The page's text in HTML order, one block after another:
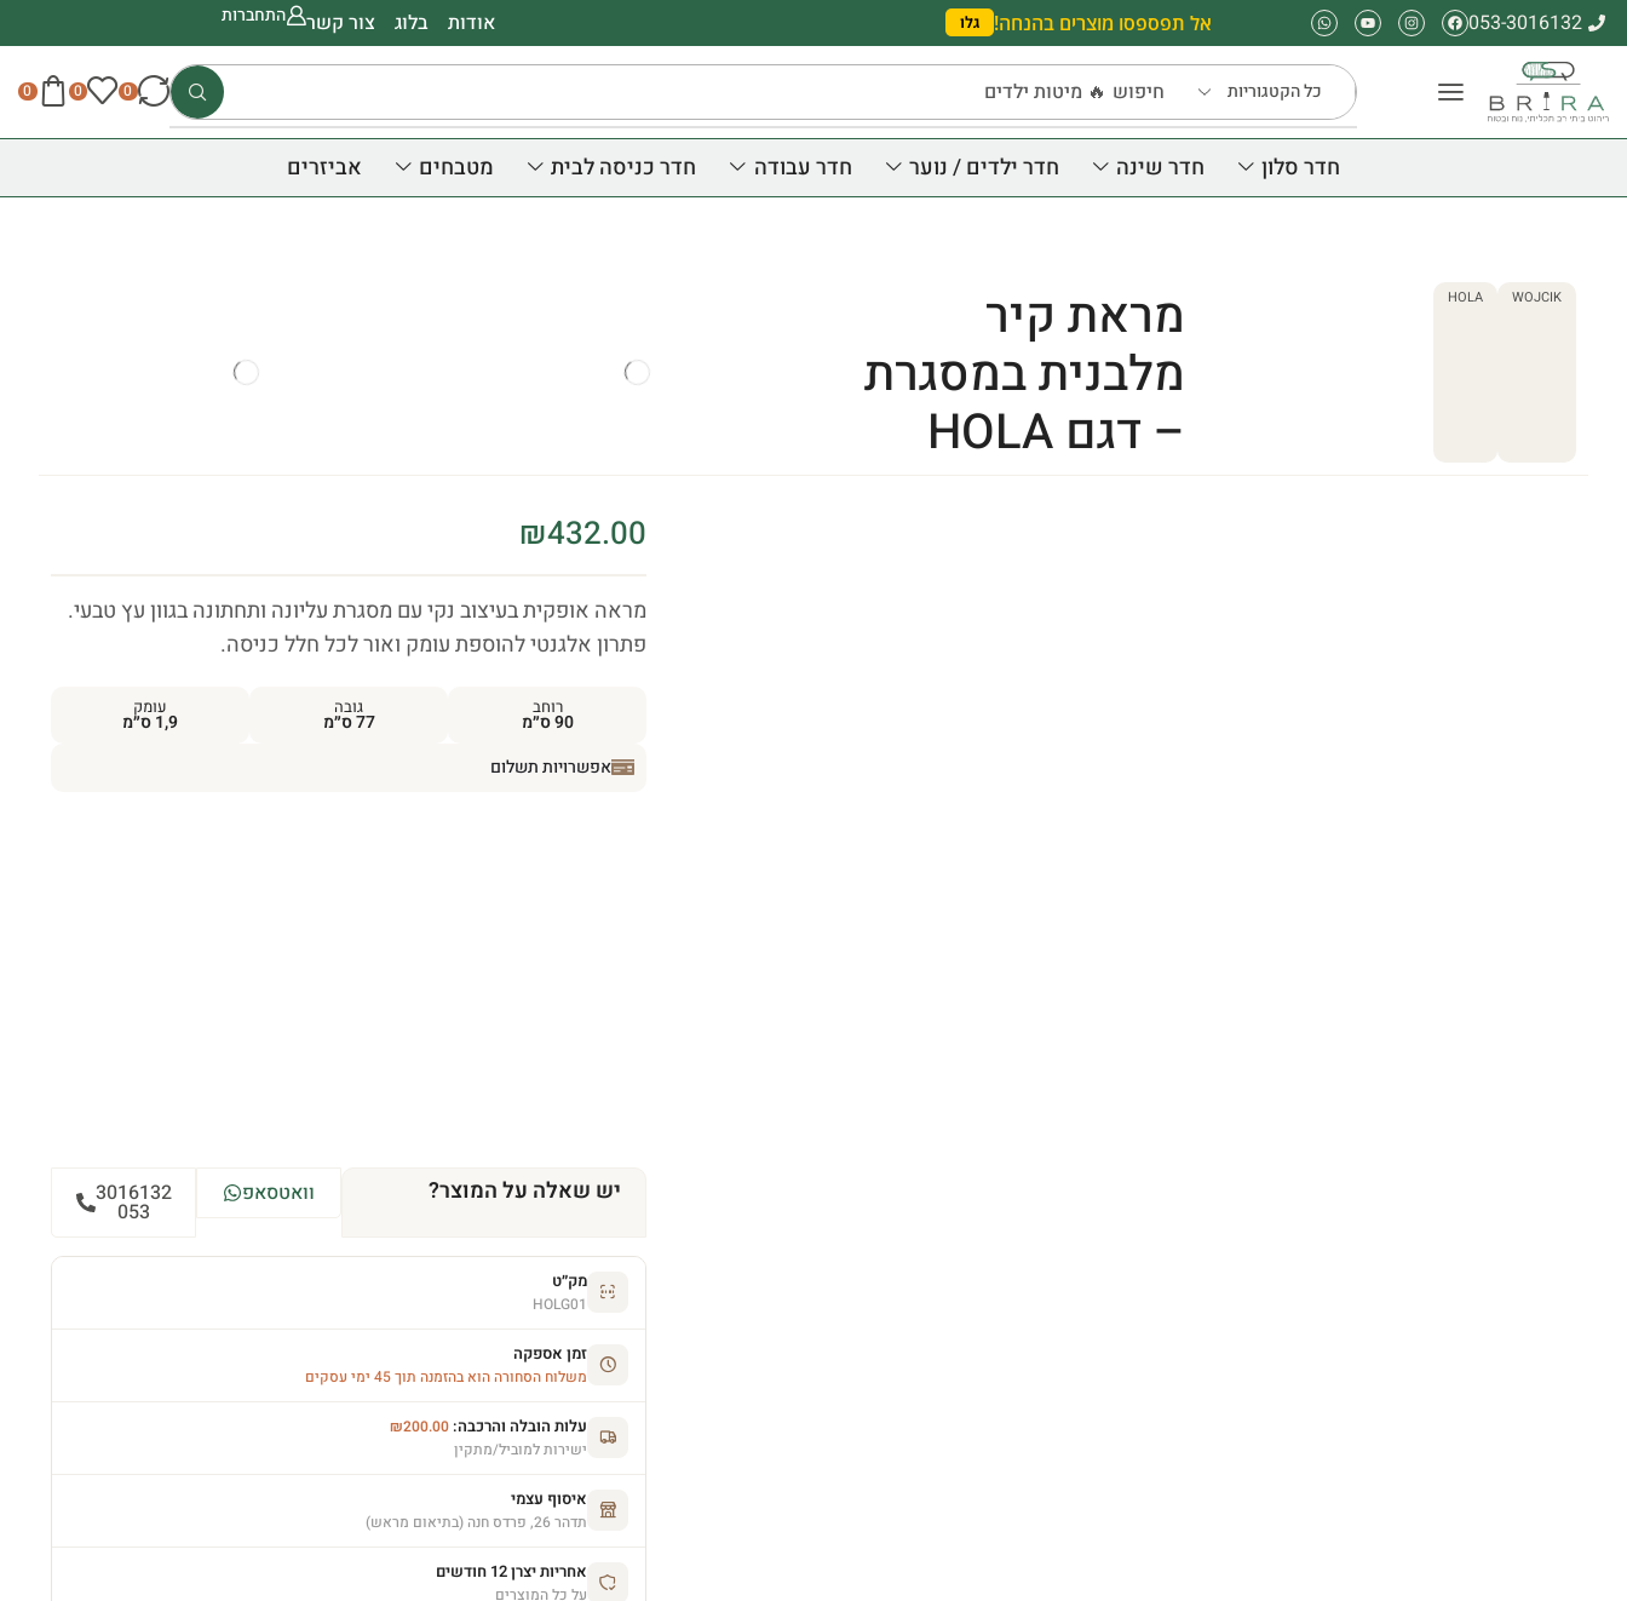
053-3016132 אל תפספסו מוצרים בהנחה! גלו אודות בלוג צור קשר התחברות
חיפוש 🔥 מיטות ילדים 0
0
0
חדר סלון חדר שינה חדר ילדים / נוער חדר עבודה חדר כניסה לבית מטבחים אביזרים
WOJCIK
HOLA
מראת קיר
מלבנית במסגרת
– דגם HOLA
₪432.00
מראה אופקית בעיצוב נקי עם מסגרת עליונה ותחתונה בגוון עץ טבעי.
פתרון אלגנטי להוספת עומק ואור לכל חלל כניסה.
רוחב
90 ס״מ
גובה
77 ס״מ
עומק
1,9 ס״מ
אפשרויות תשלום
יש שאלה על המוצר? וואטסאפ 3016132
053
מק״ט
HOLG01
זמן אספקה
משלוח הסחורה הוא בהזמנה תוך 45 ימי עסקים
עלות הובלה והרכבה: ₪200.00
ישירות למוביל/מתקין
איסוף עצמי
תדהר 26, פרדס חנה (בתיאום מראש)
אחריות יצרן 12 חודשים
על כל המוצרים